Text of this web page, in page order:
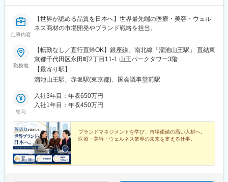
仕事内容
【世界が認める品質を日本へ】世界最先端の医療・美容・ウェル
ネス商材の市場開発やブランド戦略を担当。
勤務地
【転勤なし／直行直帰OK】銀座線、南北線「溜池山王駅」 直結東
京都千代田区永田町2丁目11-1 山王パークタワー3階
【最寄り駅】
溜池山王駅、赤坂駅(東京都)、国会議事堂前駅
給与
入社3年目：年収650万円
入社1年目：年収450万円
ブランドマネジメントを学び、市場価値の高い人材へ。
医療・美容・ウェルネス業界の未来を支える仕事。